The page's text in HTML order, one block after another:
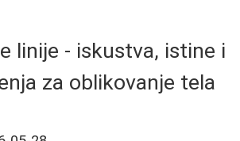
linije - iskustva, istine i
za oblikovanje tela